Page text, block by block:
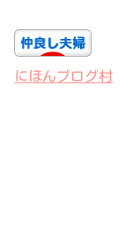
にほんブログ村